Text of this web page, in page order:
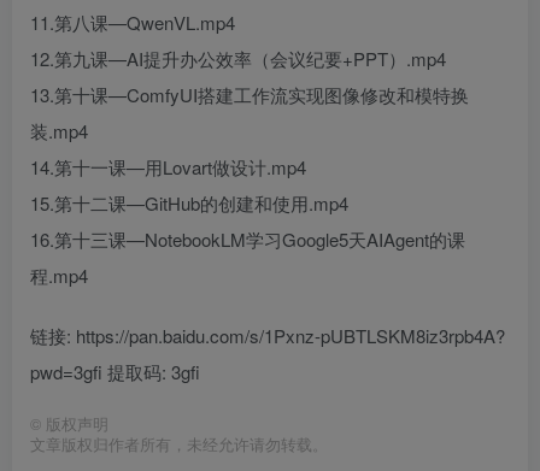
11.第八课—QwenVL.mp4
12.第九课—AI提升办公效率（会议纪要+PPT）.mp4
13.第十课—ComfyUI搭建工作流实现图像修改和模特换
装.mp4
14.第十一课—用Lovart做设计.mp4
15.第十二课—GitHub的创建和使用.mp4
16.第十三课—NotebookLM学习Google5天AIAgent的课
程.mp4
链接: https://pan.baidu.com/s/1Pxnz-pUBTLSKM8iz3rpb4A?
pwd=3gfi 提取码: 3gfi
© 版权声明
文章版权归作者所有，未经允许请勿转载。